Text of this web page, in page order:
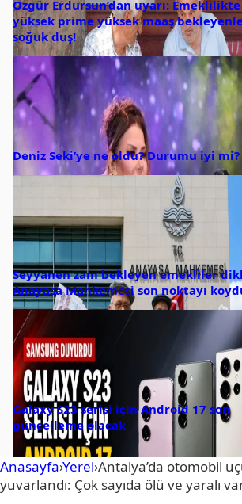
Özgür Erdursun’dan uyarı: Emeklilikte
yüksek prime yüksek maaş
soğuk duş!
Deniz Seki’ye ne oldu? Durumu iyi mi?
Seyyanen zam bekleyen emekliler
Anayasa Mahkemesi son noktayı
Galaxy S23 serisi için Android 17 son
güncelleme olacak
Anasayfa›Yerel›Antalya’da otomobil
yuvarlandı: Çok sayıda ölü ve yaralı